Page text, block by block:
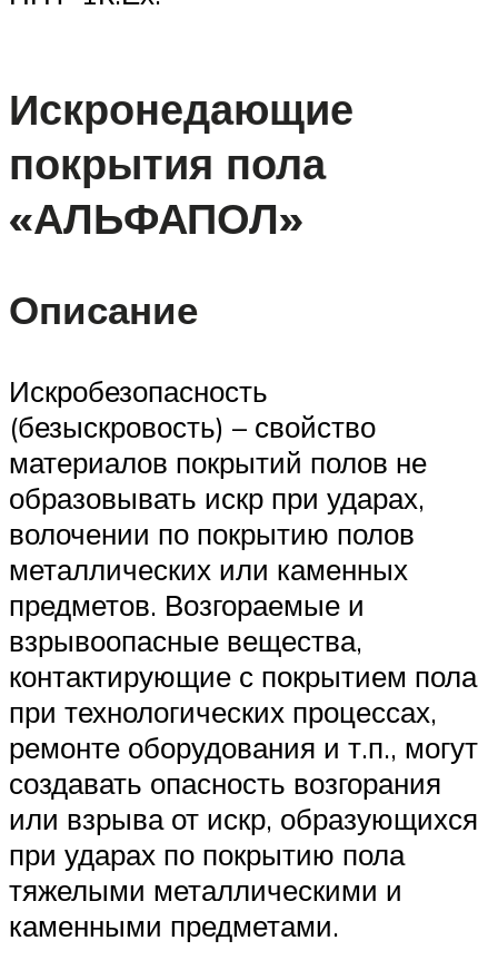
Искронедающие
покрытия пола
«АЛЬФАПОЛ»
Описание
Искробезопасность
(безыскровость) – свойство
материалов покрытий полов не
образовывать искр при ударах,
волочении по покрытию полов
металлических или каменных
предметов. Возгораемые и
взрывоопасные вещества,
контактирующие с покрытием пола
при технологических процессах,
ремонте оборудования и т.п., могут
создавать опасность возгорания
или взрыва от искр, образующихся
при ударах по покрытию пола
тяжелыми металлическими и
каменными предметами.